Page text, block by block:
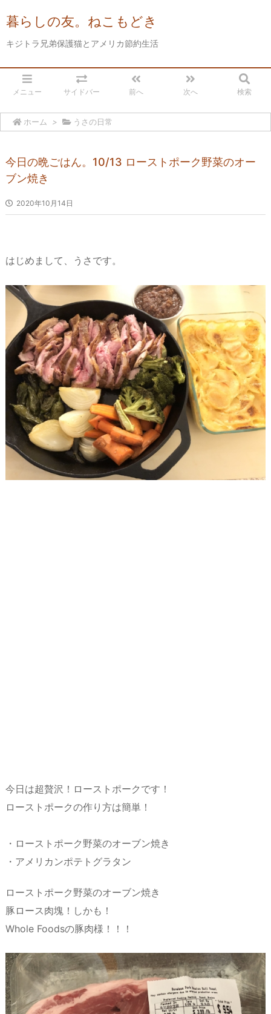
暮らしの友。ねこもどき
キジトラ兄弟保護猫とアメリカ節約生活
メニュー サイドバー 前へ 次へ 検索
ホーム > うさの日常
今日の晩ごはん。10/13 ローストポーク野菜のオー
ブン焼き
2020年10月14日
はじめまして、うさです。
今日は超贅沢！ローストポークです！
ローストポークの作り方は簡単！
・ローストポーク野菜のオーブン焼き
・アメリカンポテトグラタン
ローストポーク野菜のオーブン焼き
豚ロース肉塊！しかも！
Whole Foodsの豚肉様！！！